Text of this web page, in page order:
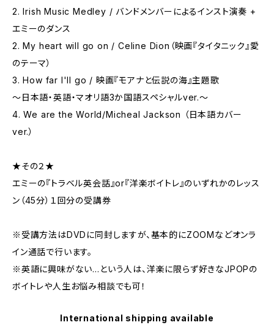
2. Irish Music Medley / バンドメンバーによるインスト演奏 +
エミーのダンス
2. My heart will go on / Celine Dion（映画『タイタニック』愛
のテーマ）
3. How far I'll go / 映画『モアナと伝説の海』主題歌
～日本語・英語・マオリ語3か国語スペシャルver.～
4. We are the World/Micheal Jackson （日本語カバー
ver.）
★その２★
エミーの『トラベル英会話』or『洋楽ボイトレ』のいずれかのレッス
ン（45分）１回分の受講券
※受講方法はDVDに同封しますが、基本的にZOOMなどオンラ
イン通話で行います。
※英語に興味がない…という人は、洋楽に限らず好きなJPOPの
ボイトレや人生お悩み相談でも可！
International shipping available